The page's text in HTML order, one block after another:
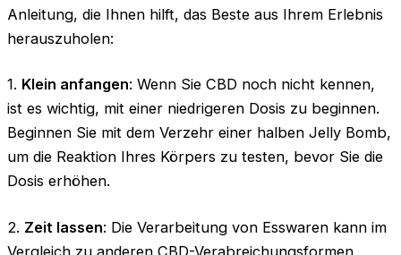
Anleitung, die Ihnen hilft, das Beste aus Ihrem Erlebnis
herauszuholen:
1. Klein anfangen: Wenn Sie CBD noch nicht kennen,
ist es wichtig, mit einer niedrigeren Dosis zu beginnen.
Beginnen Sie mit dem Verzehr einer halben Jelly Bomb,
um die Reaktion Ihres Körpers zu testen, bevor Sie die
Dosis erhöhen.
2. Zeit lassen: Die Verarbeitung von Esswaren kann im
Vergleich zu anderen CBD-Verabreichungsformen